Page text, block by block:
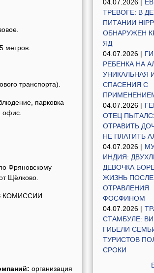
метров.
транспорта).
парковка
офис.
Фряновскому
Щёлково.
КОМИССИИ.
организация
04.07.2026 |
ТРЕВОГЕ: В
ПИТАНИИ HIPP
ОБНАРУЖЕН
ЯД
04.07.2026 |
РЕБЕНКА НА
УНИКАЛЬНАЯ
СПАСЕНИЯ С
04.07.2026 |
ОТЕЦ
ОТРАВИТЬ
НЕ ПЛАТИТЬ
04.07.2026 |
ИНДИЯ:
ДЕВОЧКА
ЖИЗНЬ ПОСЛЕ
ОТРАВЛЕНИЯ
ФОСФИНОМ
04.07.2026 |
СТАМБУЛЕ:
ГИБЕЛИ
ТУРИСТОВ
СРОКИ